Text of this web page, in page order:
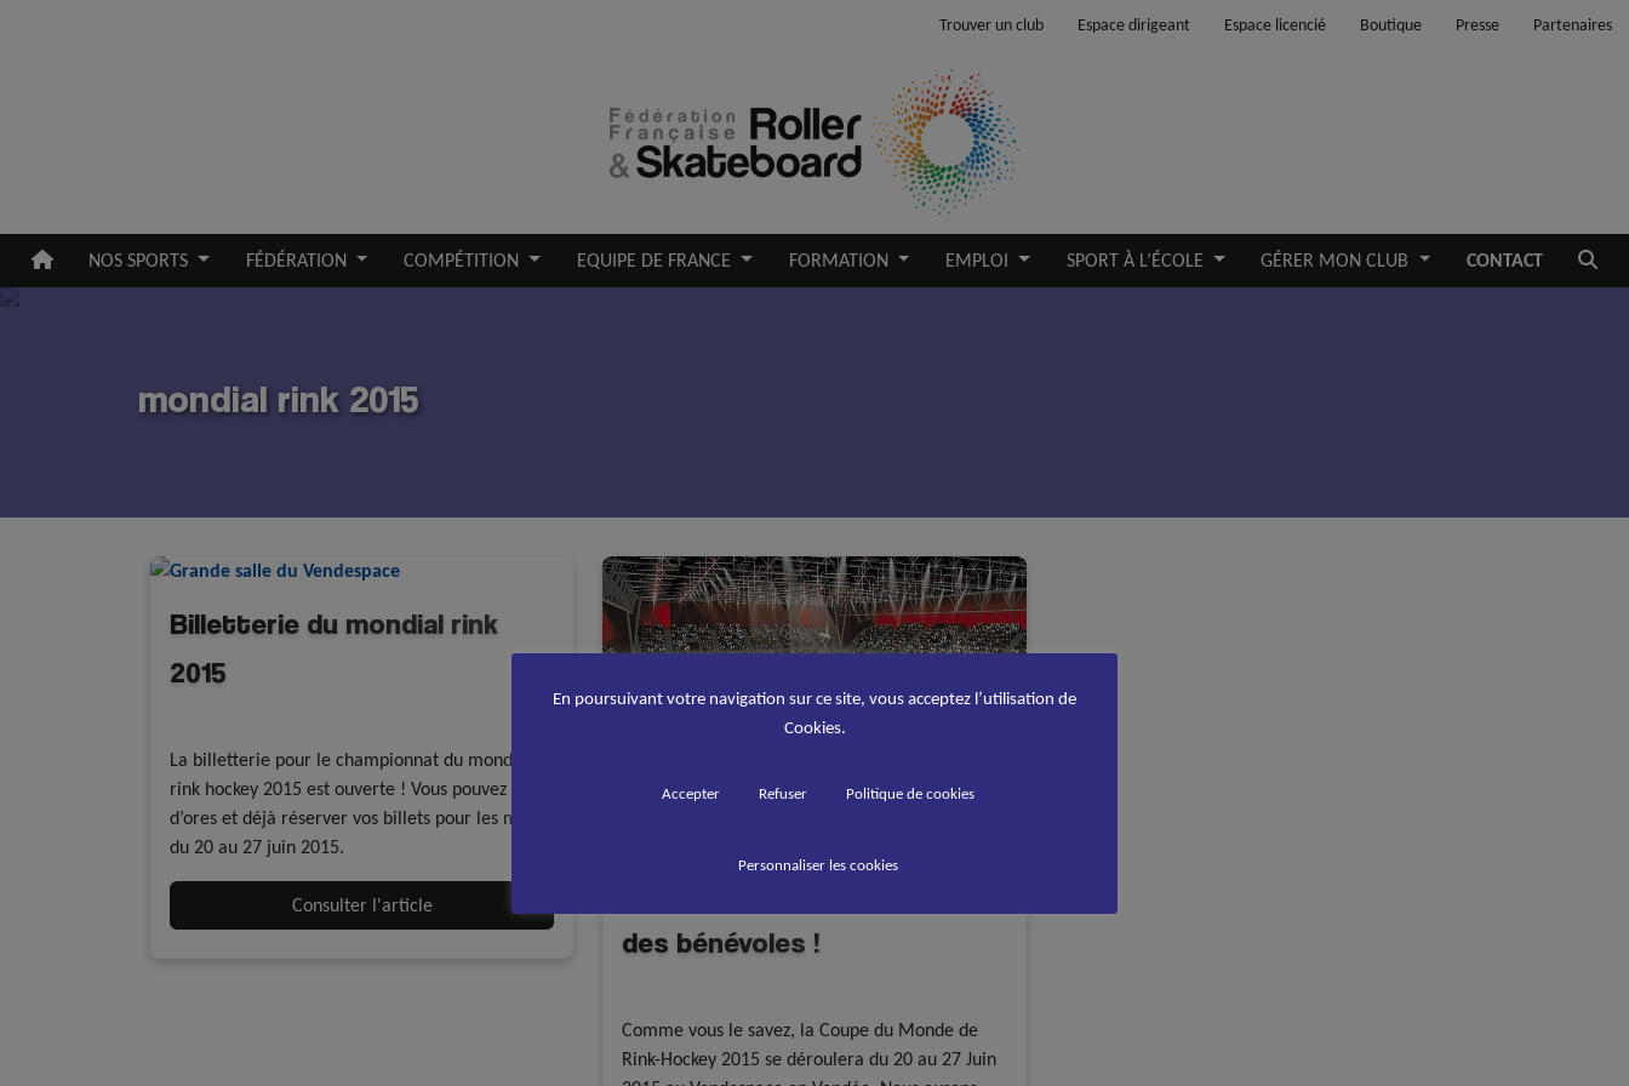
Trouver un club Espace dirigeant Espace licencié Boutique Presse Partenaires
NOS SPORTS FÉDÉRATION COMPÉTITION EQUIPE DE FRANCE FORMATION EMPLOI SPORT À L’ÉCOLE GÉRER MON CLUB CONTACT
mondial rink 2015
Billetterie du mondial rink
2015
La billetterie pour le championnat du monde de
rink hockey 2015 est ouverte ! Vous pouvez
d’ores et déjà réserver vos billets pour les match
du 20 au 27 juin 2015.
Consulter l'article
des bénévoles !
Comme vous le savez, la Coupe du Monde de
Rink-Hockey 2015 se déroulera du 20 au 27 Juin
En poursuivant votre navigation sur ce site, vous acceptez l’utilisation de
Cookies.
Accepter Refuser Politique de cookies
Personnaliser les cookies